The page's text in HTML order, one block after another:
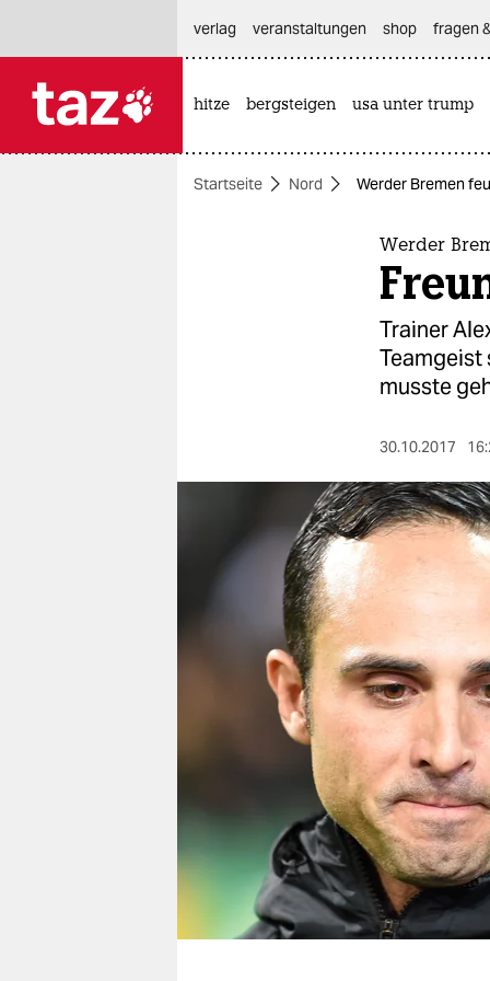
themen
wahrheit
veranstaltungen
shop
fragen & hilfe
unterstützen
genossenschaft
verlag
veranstaltungen shop fragen
hitze bergsteigen usa unter trump
Startseite Nord Werder Bremen
Werder
Trainer
Teamgeist
musste
30.10.2017